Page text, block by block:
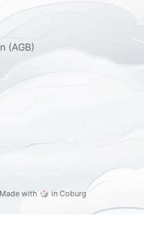
(AGB)
with 🎲 in Coburg